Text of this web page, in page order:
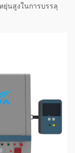
ยุ่นสูงในการบรรลุ